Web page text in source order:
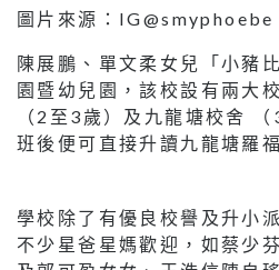
圖片來源：IG@smyphoebe
陳展鵬、單文柔女兒「小豬
園暨幼兒園，該校設有兩大
（2至3歲）及九龍塘校舍
班後便可直接升讀九龍塘羅
學校除了有優良校譽及升小
不少星爸星媽歡迎，如蔡少